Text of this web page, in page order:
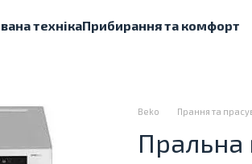
технікаПрибирання та комфорт
Beko Прання та
Пральна